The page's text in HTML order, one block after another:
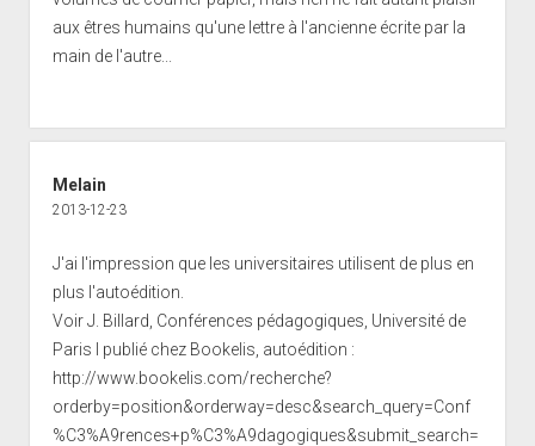
aux êtres humains qu'une lettre à l'ancienne écrite par la
main de l'autre...
Melain
2013-12-23
J'ai l'impression que les universitaires utilisent de plus en
plus l'autoédition.
Voir J. Billard, Conférences pédagogiques, Université de
Paris I publié chez Bookelis, autoédition :
http://www.bookelis.com/recherche?
orderby=position&orderway=desc&search_query=Conf
%C3%A9rences+p%C3%A9dagogiques&submit_search=